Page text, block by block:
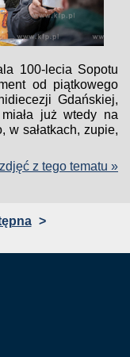
100-lecia Sopotu
od piątkowego
Gdańskiej,
już wtedy na
w sałatkach, zupie,
z tego tematu »
>